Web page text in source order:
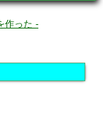
作った -